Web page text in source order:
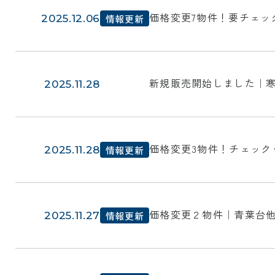
2025.12.06 情報更新 価格変更7物件！要チェッ
2025.11.28 新規販売開始しました｜
2025.11.28 情報更新 価格変更3物件！チェック
2025.11.27 情報更新 価格変更２物件｜青葉台他